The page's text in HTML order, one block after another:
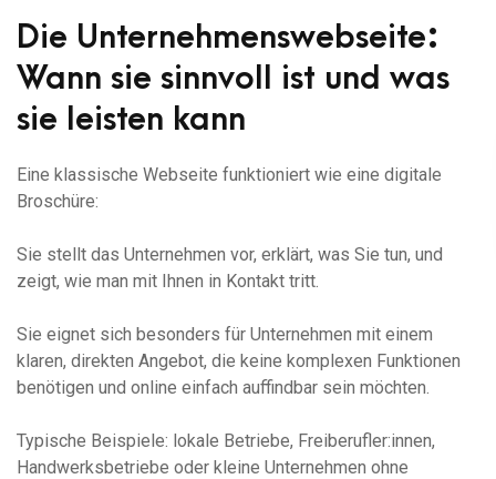
Die Unternehmenswebseite:
Wann sie sinnvoll ist und was
sie leisten kann
Eine klassische Webseite funktioniert wie eine digitale
Broschüre:
Sie stellt das Unternehmen vor, erklärt, was Sie tun, und
zeigt, wie man mit Ihnen in Kontakt tritt.
Sie eignet sich besonders für Unternehmen mit einem
klaren, direkten Angebot, die keine komplexen Funktionen
benötigen und online einfach auffindbar sein möchten.
Typische Beispiele: lokale Betriebe, Freiberufler:innen,
Handwerksbetriebe oder kleine Unternehmen ohne